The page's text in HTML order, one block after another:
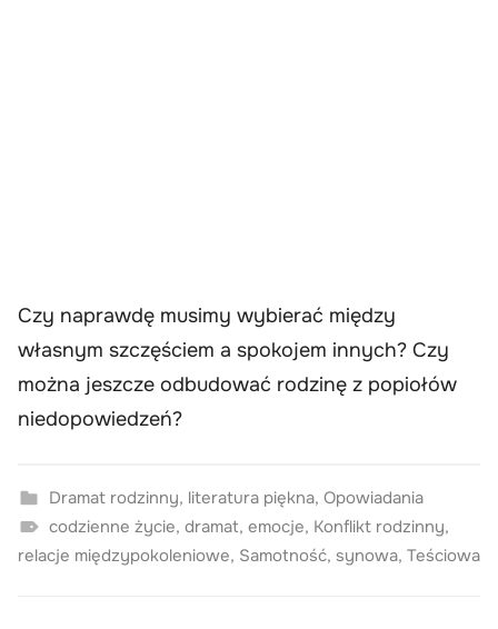
Czy naprawdę musimy wybierać między
własnym szczęściem a spokojem innych? Czy
można jeszcze odbudować rodzinę z popiołów
niedopowiedzeń?
Dramat rodzinny, literatura piękna, Opowiadania
codzienne życie, dramat, emocje, Konflikt rodzinny,
relacje międzypokoleniowe, Samotność, synowa, Teściowa